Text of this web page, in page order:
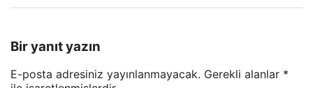
Bir yanıt yazın
E-posta adresiniz yayınlanmayacak. Gerekli alanlar *